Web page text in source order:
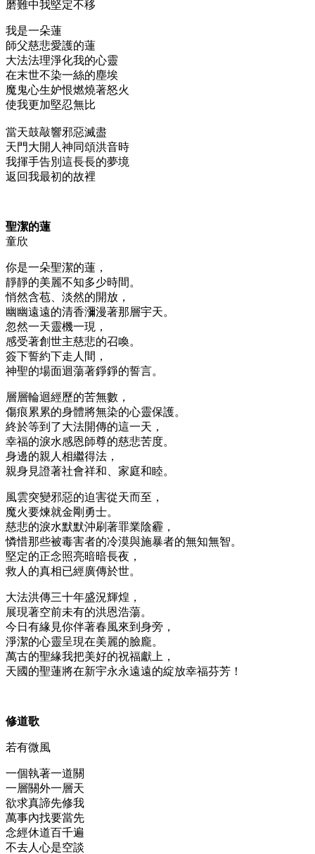
磨難中我堅定不移
我是一朵蓮
師父慈悲愛護的蓮
大法法理淨化我的心靈
在末世不染一絲的塵埃
魔鬼心生妒恨燃燒著怒火
使我更加堅忍無比
當天鼓敲響邪惡滅盡
天門大開人神同頌洪音時
我揮手告別這長長的夢境
返回我最初的故裡
聖潔的蓮
童欣
你是一朵聖潔的蓮，
靜靜的美麗不知多少時間。
悄然含苞、淡然的開放，
幽幽遠遠的清香瀰漫著那層宇天。
忽然一天靈機一現，
感受著創世主慈悲的召喚。
簽下誓約下走人間，
神聖的場面迴蕩著錚錚的誓言。
層層輪迴經歷的苦無數，
傷痕累累的身體將無染的心靈保護。
終於等到了大法開傳的這一天，
幸福的淚水感恩師尊的慈悲苦度。
身邊的親人相繼得法，
親身見證著社會祥和、家庭和睦。
風雲突變邪惡的迫害從天而至，
魔火要煉就金剛勇士。
慈悲的淚水默默沖刷著罪業陰霾，
憐惜那些被毒害者的冷漠與施暴者的無知無智。
堅定的正念照亮暗暗長夜，
救人的真相已經廣傳於世。
大法洪傳三十年盛況輝煌，
展現著空前未有的洪恩浩蕩。
今日有緣見你伴著春風來到身旁，
淨潔的心靈呈現在美麗的臉龐。
萬古的聖緣我把美好的祝福獻上，
天國的聖蓮將在新宇永永遠遠的綻放幸福芬芳！
修道歌
若有微風
一個執著一道關
一層關外一層天
欲求真諦先修我
萬事內找要當先
念經休道百千遍
不去人心是空談